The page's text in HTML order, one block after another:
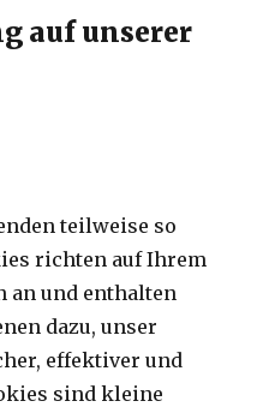
auf unserer
teilweise so
richten auf Ihrem
an und enthalten
dazu, unser
effektiver und
sind kleine